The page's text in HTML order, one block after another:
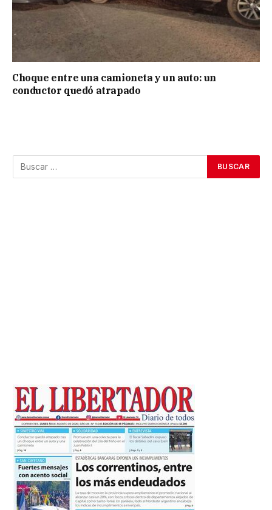
Choque entre una camioneta y un auto: un
conductor quedó atrapado